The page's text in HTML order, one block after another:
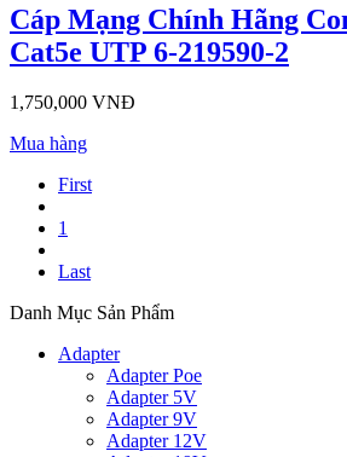
Cáp Mạng Chính Hãng
Cat5e UTP 6-219590-2
1,750,000 VNĐ
Mua hàng
First
1
Last
Danh Mục Sản Phẩm
Adapter
Adapter Poe
Adapter 5V
Adapter 9V
Adapter 12V